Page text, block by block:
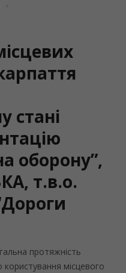
стані
оборону”,
т.в.о.
протяжність
користування місцевого